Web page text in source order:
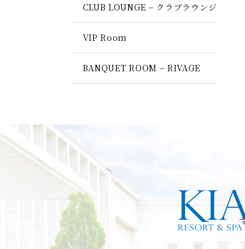
CLUB LOUNGE – クラブラウンジ
VIP Room
BANQUET ROOM – RIVAGE